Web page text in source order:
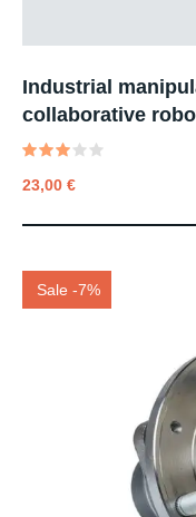
Industrial
collaborative
3.00
23,00 €
Sale -7%